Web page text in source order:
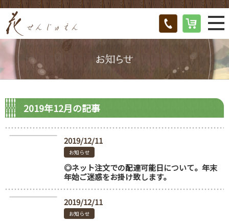
2019年12月の記事
2019/12/11
お知らせ
◎ネット注文での配達可能日について。年末
年始ご迷惑をお掛け致します。
2019/12/11
お知らせ